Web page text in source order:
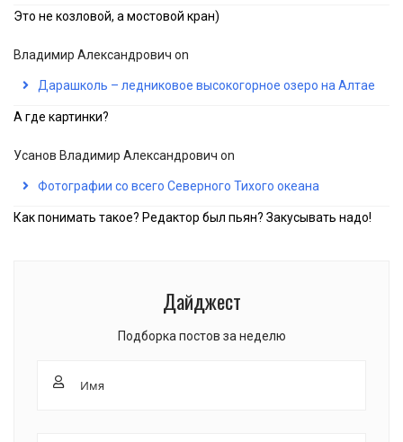
Это не козловой, а мостовой кран)
Владимир Александрович on
Дарашколь – ледниковое высокогорное озеро на Алтае
А где картинки?
Усанов Владимир Александрович on
Фотографии со всего Северного Тихого океана
Как понимать такое? Редактор был пьян? Закусывать надо!
Дайджест
Подборка постов за неделю